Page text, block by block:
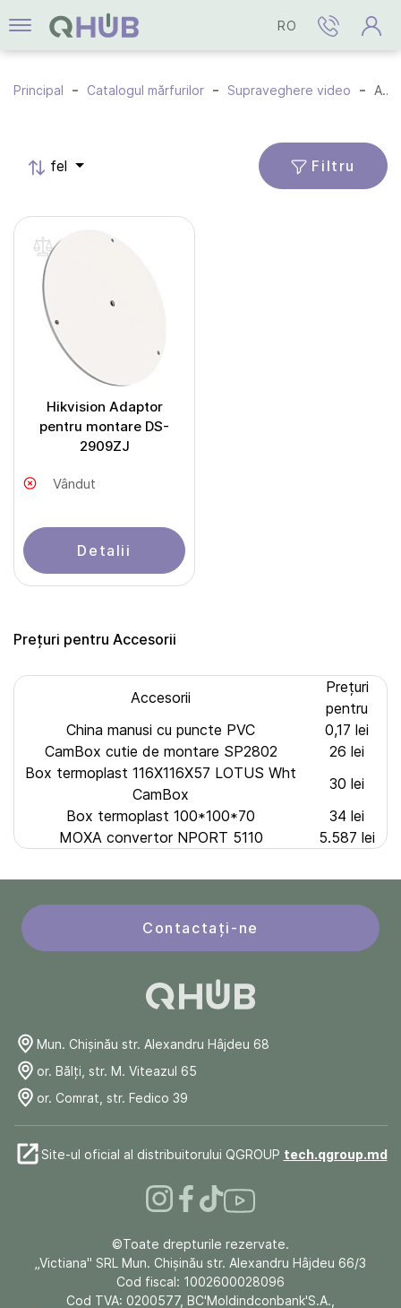
RO
Principal Catalogul mărfurilor Supraveghere video Accesorii
fel Filtru
Hikvision Adaptor
pentru montare DS-
2909ZJ
Vândut
Detalii
Prețuri pentru Accesorii
Accesorii
Prețuri
pentru
China manusi cu puncte PVC
0,17 lei
CamBox cutie de montare SP2802
26 lei
Box termoplast 116X116X57 LOTUS Wht
CamBox
30 lei
Box termoplast 100*100*70
34 lei
MOXA convertor NPORT 5110
5.587 lei
Contactați-ne
Mun. Chişinău str. Alexandru Hâjdeu 68
or. Bălți, str. M. Viteazul 65
or. Comrat, str. Fedico 39
Site-ul oficial al distribuitorului QGROUP tech.qgroup.md
©Toate drepturile rezervate.
„Victiana" SRL Mun. Chişinău str. Alexandru Hâjdeu 66/3
Cod fiscal: 1002600028096
Cod TVA: 0200577, BC'Moldindconbank'S.A.,